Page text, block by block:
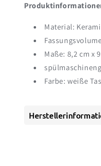
Material:
Maße: 8,2 cm x
Farbe: weiße